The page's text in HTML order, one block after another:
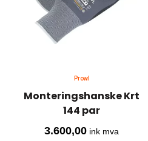
Prowl
Monteringshanske Krt
144 par
3.600,00 ink mva